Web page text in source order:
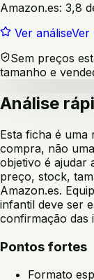
Amazon.es: 3,8
Ver análiseVer
Sem preços
tamanho e
Análise
Esta ficha é uma
compra, não
objetivo é ajudar
preço, stock,
Amazon.es.
infantil deve ser
confirmação das
Pontos fortes
Formato